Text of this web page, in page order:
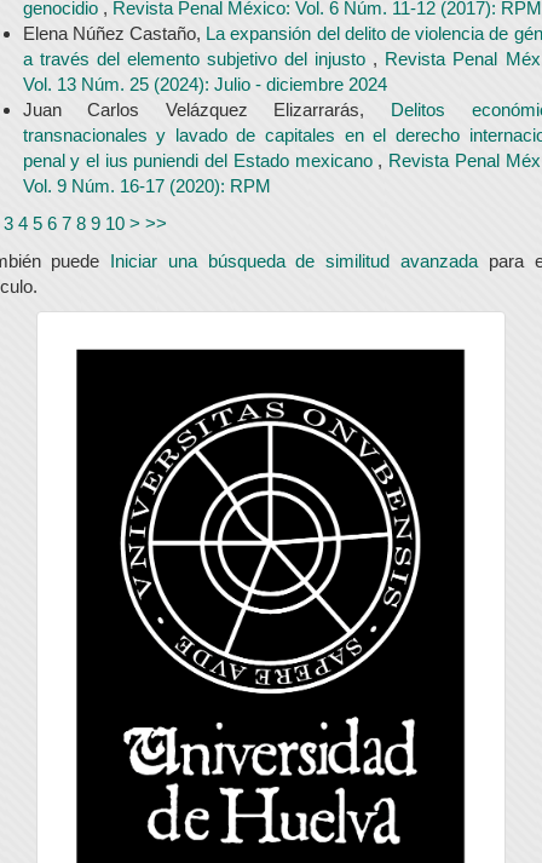
genocidio , Revista Penal México: Vol. 6 Núm. 11-12 (2017): RPM
Elena Núñez Castaño, La expansión del delito de violencia de
a través del elemento subjetivo del injusto , Revista Penal
Vol. 13 Núm. 25 (2024): Julio - diciembre 2024
Juan Carlos Velázquez Elizarrarás, Delitos
transnacionales y lavado de capitales en el derecho
penal y el ius puniendi del Estado mexicano , Revista Penal
Vol. 9 Núm. 16-17 (2020): RPM
3 4 5 6 7 8 9 10 > >>
puede Iniciar una búsqueda de similitud avanzadapara
universidad